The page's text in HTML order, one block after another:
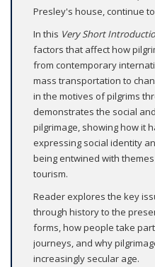
Presley's house, continue
In this Very Short
factors that affect how
from contemporary
mass transportation to
in the motives of pilgrims
demonstrates the social
pilgrimage, showing how it
expressing social identity
being entwined with
tourism.
Reader explores the key
through history to the
forms, how people take
journeys, and why
increasingly secular age.